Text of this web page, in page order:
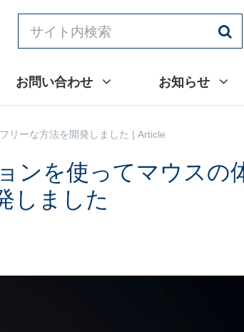
お問い合わせ お知らせ
リーな方法を開発しました | Article
ンを使ってマウスの
しました